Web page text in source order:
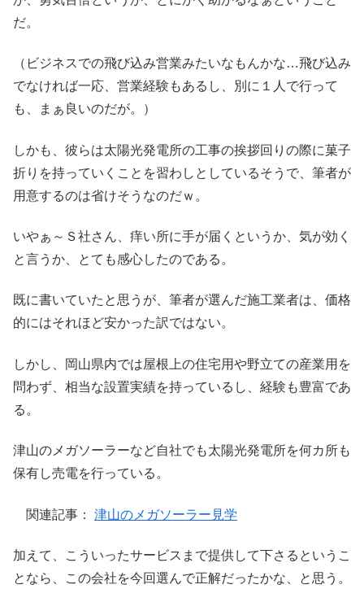
だ。
（ビジネスでの飛び込み営業みたいなもんかな…飛び込み
でなければ一応、営業経験もあるし、別に１人で行って
も、まぁ良いのだが。）
しかも、彼らは太陽光発電所の工事の挨拶回りの際に菓子
折りを持っていくことを習わしとしているそうで、筆者が
用意するのは省けそうなのだｗ。
いやぁ～Ｓ社さん、痒い所に手が届くというか、気が効く
と言うか、とても感心したのである。
既に書いていたと思うが、筆者が選んだ施工業者は、価格
的にはそれほど安かった訳ではない。
しかし、岡山県内では屋根上の住宅用や野立ての産業用を
問わず、相当な設置実績を持っているし、経験も豊富であ
る。
津山のメガソーラーなど自社でも太陽光発電所を何カ所も
保有し売電を行っている。
関連記事： 津山のメガソーラー見学
加えて、こういったサービスまで提供して下さるというこ
となら、この会社を今回選んで正解だったかな、と思う。